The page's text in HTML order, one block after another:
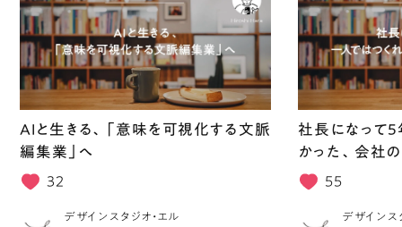
AIと生きる、「意味を可視化する文脈
編集業」へ
32
デザインスタジオ・エル
社長になって5
かった、会社
55
デザインス